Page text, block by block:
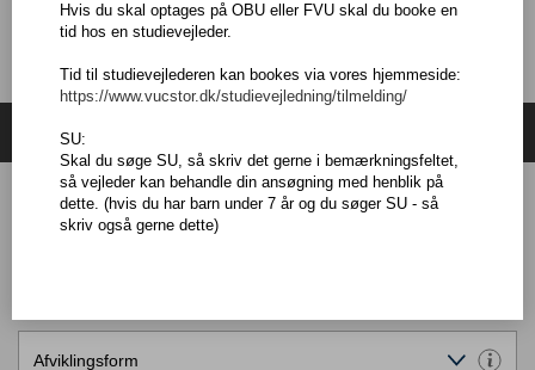
Søg hold
Holdundervisning
Afviklingsform
Hvis du skal optages på OBU eller FVU skal du booke en
tid hos en studievejleder.
Tid til studievejlederen kan bookes via vores hjemmeside:
https://www.vucstor.dk/studievejledning/tilmelding/
SU:
Skal du søge SU, så skriv det gerne i bemærkningsfeltet,
så vejleder kan behandle din ansøgning med henblik på
dette. (hvis du har barn under 7 år og du søger SU - så
skriv også gerne dette)